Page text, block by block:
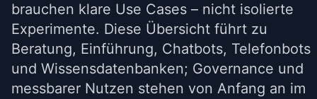
brauchen klare Use Cases – nicht isolierte
Experimente. Diese Übersicht führt zu
Beratung, Einführung, Chatbots, Telefonbots
und Wissensdatenbanken; Governance und
messbarer Nutzen stehen von Anfang an im